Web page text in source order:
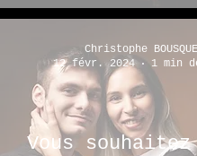
Vous
Christophe
12 févr. 2024